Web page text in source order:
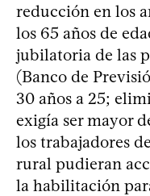
reducción en los
los 65 años de
jubilatoria de las
(Banco de
30 años a 25;
exigía ser mayor
los trabajadores
rural pudieran
la habilitación